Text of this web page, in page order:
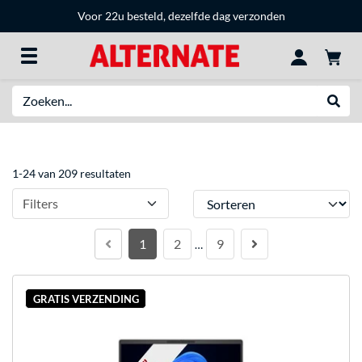
Voor 22u besteld, dezelfde dag verzonden
1-24 van 209 resultaten
Filters Sorteren
1 2 … 9
GRATIS VERZENDING